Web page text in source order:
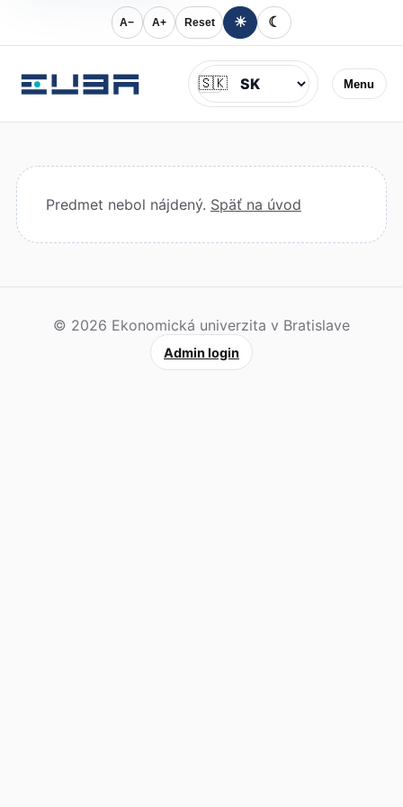
A− A+ Reset ☀ ☾
Menu
Jazyk
🇸🇰
Predmet nebol nájdený. Späť na úvod
© 2026 Ekonomická univerzita v Bratislave
Admin login